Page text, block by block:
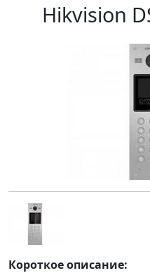
Hikvision
Короткое описание: